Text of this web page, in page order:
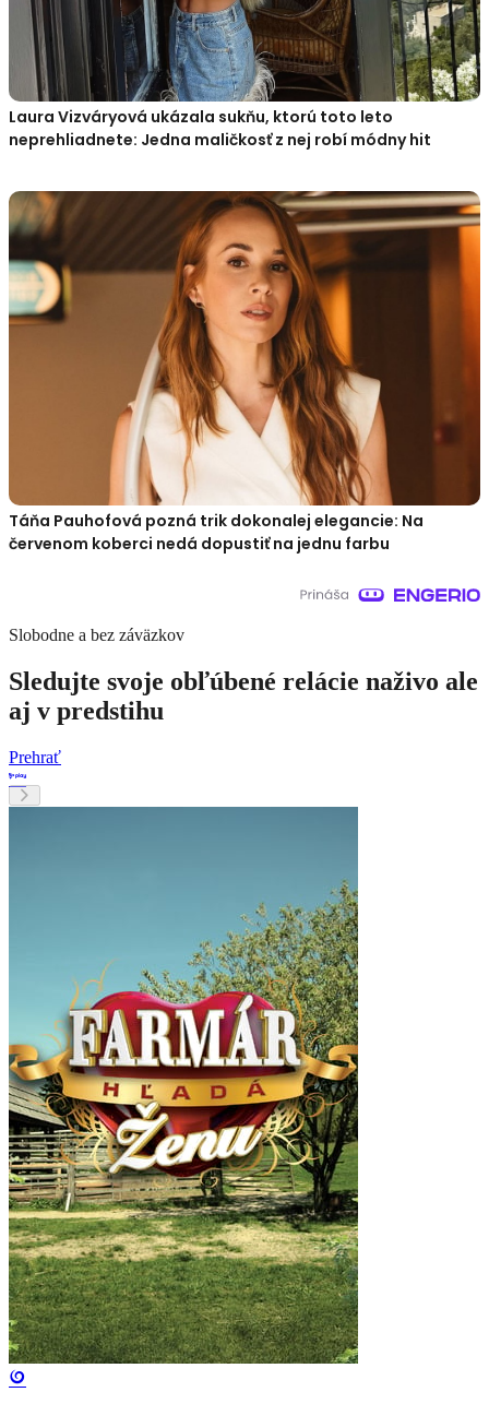
Laura Vizváryová ukázala sukňu, ktorú toto leto
neprehliadnete: Jedna maličkosť z nej robí módny hit
Táňa Pauhofová pozná trik dokonalej elegancie: Na
červenom koberci nedá dopustiť na jednu farbu
Slobodne a bez záväzkov
Sledujte svoje obľúbené relácie naživo ale
aj v predstihu
Prehrať